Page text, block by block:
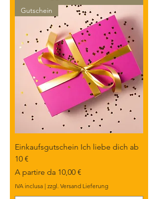
G
Gutschein
Einkaufsgutschein Ich liebe dich ab
10 €
A partire da 10,00 €
Prezzo scontato
IVA inclusa | zzgl. Versand Lieferung